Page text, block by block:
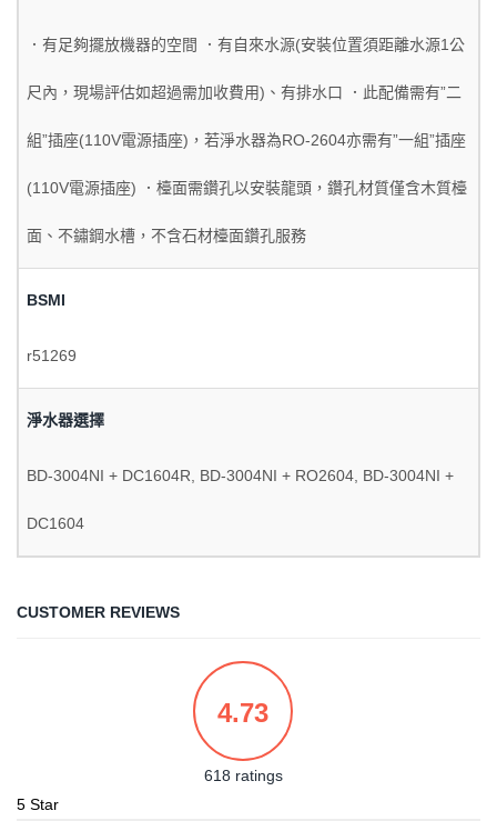
．有足夠擺放機器的空間 ．有自來水源(安裝位置須距離水源1公
尺內，現場評估如超過需加收費用)、有排水口 ．此配備需有”二
組”插座(110V電源插座)，若淨水器為RO-2604亦需有”一組”插座
(110V電源插座) ．檯面需鑽孔以安裝龍頭，鑽孔材質僅含木質檯
面、不鏽鋼水槽，不含石材檯面鑽孔服務
BSMI
r51269
淨水器選擇
BD-3004NI + DC1604R, BD-3004NI + RO2604, BD-3004NI +
DC1604
CUSTOMER REVIEWS
4.73
618 ratings
5 Star